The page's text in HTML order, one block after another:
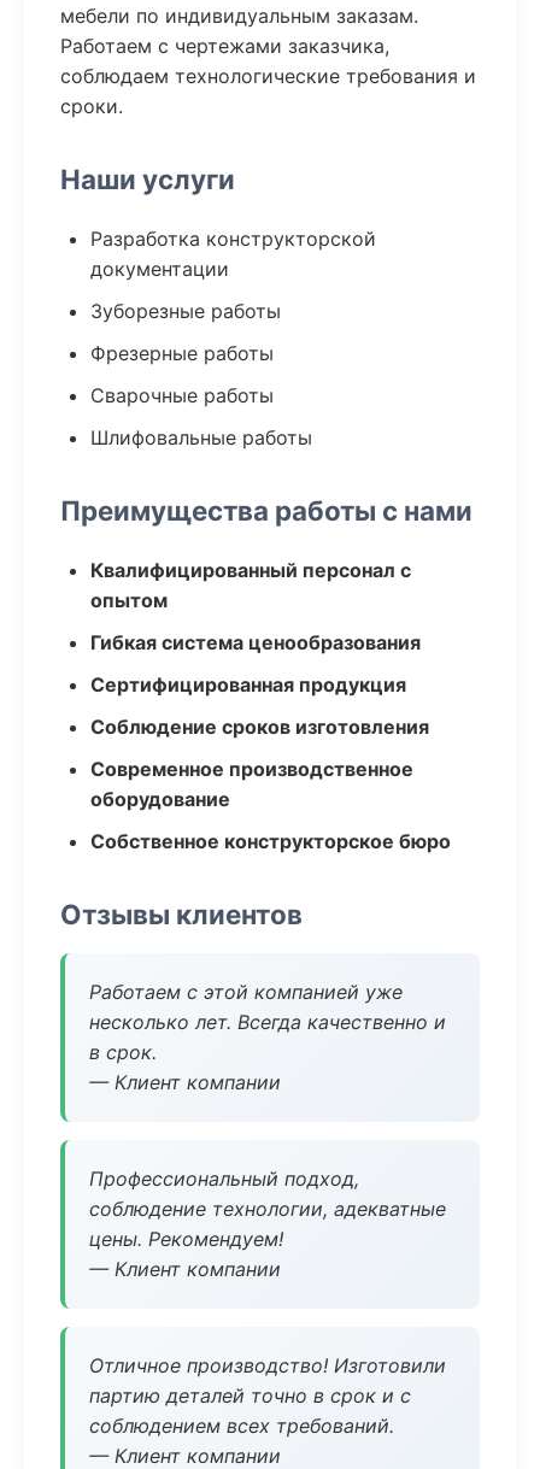
мебели по индивидуальным заказам.
Работаем с чертежами заказчика,
соблюдаем технологические требования и
сроки.
Наши услуги
Разработка конструкторской
документации
Зуборезные работы
Фрезерные работы
Сварочные работы
Шлифовальные работы
Преимущества работы с нами
Квалифицированный персонал с
опытом
Гибкая система ценообразования
Сертифицированная продукция
Соблюдение сроков изготовления
Современное производственное
оборудование
Собственное конструкторское бюро
Отзывы клиентов
Работаем с этой компанией уже
несколько лет. Всегда качественно и
в срок.
— Клиент компании
Профессиональный подход,
соблюдение технологии, адекватные
цены. Рекомендуем!
— Клиент компании
Отличное производство! Изготовили
партию деталей точно в срок и с
соблюдением всех требований.
— Клиент компании